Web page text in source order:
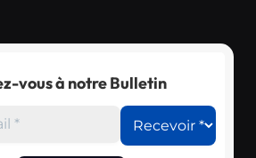
vous à notre Bulletin